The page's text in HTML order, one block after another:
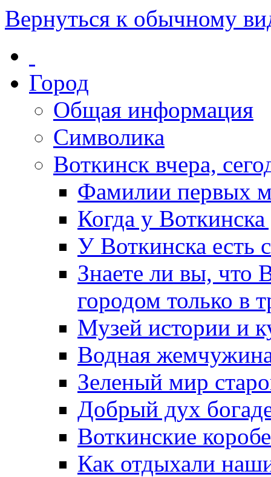
Вернуться к обычному
Город
Общая информация
Символика
Воткинск вчера,
Фамилии первых
Когда у
У Воткинска есть
Знаете ли вы, что
городом только в
Музей истории и
Водная
Зеленый мир
Добрый дух
Воткинские
Как отдыхали